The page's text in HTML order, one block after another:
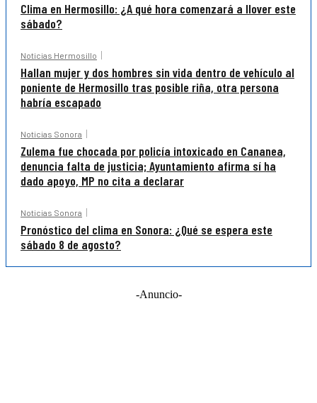
Clima en Hermosillo: ¿A qué hora comenzará a llover este
sábado?
Noticias Hermosillo
Hallan mujer y dos hombres sin vida dentro de vehículo al
poniente de Hermosillo tras posible riña, otra persona
habría escapado
Noticias Sonora
Zulema fue chocada por policía intoxicado en Cananea,
denuncia falta de justicia; Ayuntamiento afirma sí ha
dado apoyo, MP no cita a declarar
Noticias Sonora
Pronóstico del clima en Sonora: ¿Qué se espera este
sábado 8 de agosto?
-Anuncio-